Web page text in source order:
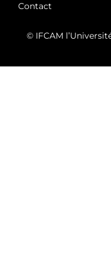
Contact
© IFCAM